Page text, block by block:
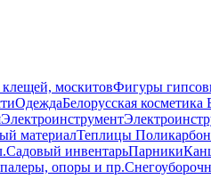
москитовФигуры
ОдеждаБелорусская косметика
Электроинструмент
материалТеплицы
Садовый инвентарьПарники
опоры и пр.